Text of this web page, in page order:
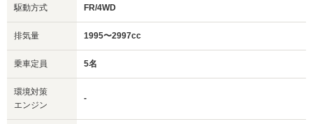
駆動方式 FR/4WD
排気量 1995〜2997cc
乗車定員 5名
環境対策
エンジン
-